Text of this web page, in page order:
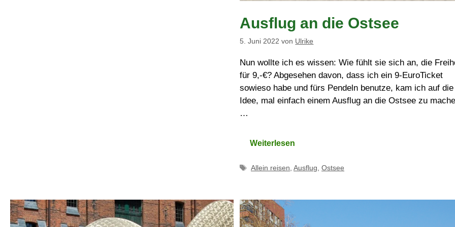
Ausflug an die Ostsee
5. Juni 2022 von Ulrike
Nun wollte ich es wissen: Wie fühlt sie sich an, die
für 9,-€? Abgesehen davon, dass ich ein 9-EuroTicket
sowieso habe und fürs Pendeln benutze, kam ich auf die
Idee, mal einfach einem Ausflug an die Ostsee zu
…
Weiterlesen
Schlagwörter
Allein reisen ,Ausflug ,Ostsee